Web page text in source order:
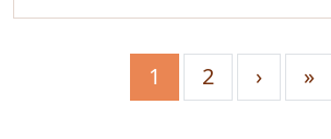
1 2 › »